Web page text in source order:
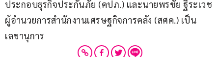
ประกอบธุรกิจประกันภัย (คปภ.) และนายพรชัย ฐีระเวช
ผู้อำนวยการสำนักงานเศรษฐกิจการคลัง (สศค.) เป็น
เลขานุการ